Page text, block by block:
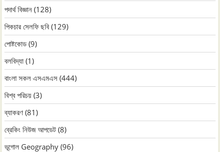
পদার্থ বিজ্ঞান (128)
পিকচার সেলফি ছবি (129)
পোষ্টকোড (9)
বলবিদ্যা (1)
বাংলা সকল এসএমএস (444)
বিশ্ব পরিচয় (3)
ব্যাকরণ (81)
ব্রেকিং নিউজ আপডেট (8)
ভূগোল Geography (96)